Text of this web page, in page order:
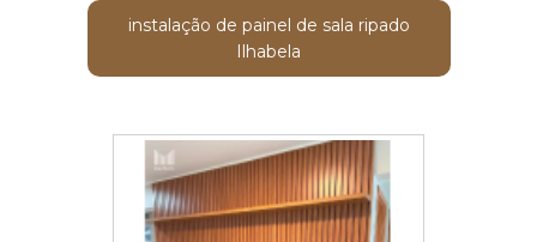
instalação de painel de sala ripado
Ilhabela